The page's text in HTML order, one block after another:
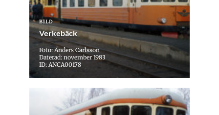
BILD
Verkebäck
Foto: Anders Carlsson
Daterad: november 1983
ID: ANCA00178